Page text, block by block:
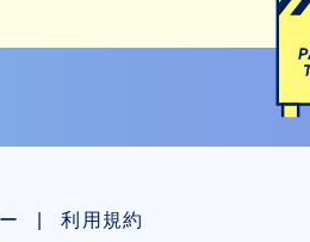
利用規約